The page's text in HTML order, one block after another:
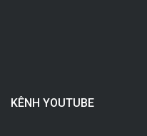
KÊNH YOUTUBE